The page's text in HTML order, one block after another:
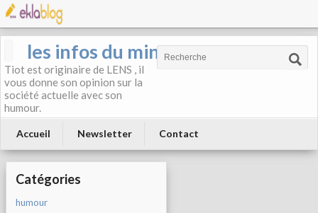
les infos du mineur
Tiot est originaire de LENS , il
vous donne son opinion sur la
société actuelle avec son
humour.
Accueil Newsletter Contact
Catégories
humour